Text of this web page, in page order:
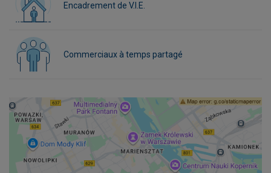
Encadrement de V.I.E.
Commerciaux à temps partagé